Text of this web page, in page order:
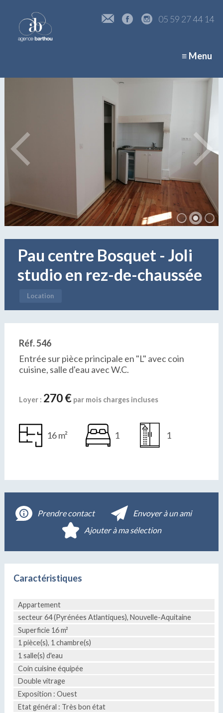
05 59 27 44 14
≡ Menu
Pau centre Bosquet - Joli
studio en rez-de-chaussée
Location
Réf. 546
Entrée sur pièce principale en "L" avec coin
cuisine, salle d'eau avec W.C.
Loyer : 270 €par mois charges incluses
16 m² 1 1
Prendre contact
Envoyer à un ami
Ajouter à ma sélection
Caractéristiques
Appartement
secteur 64 (Pyrénées Atlantiques), Nouvelle-Aquitaine
Superficie 16 m²
1 pièce(s), 1 chambre(s)
1 salle(s) d'eau
Coin cuisine équipée
Double vitrage
Exposition : Ouest
Etat général : Très bon état